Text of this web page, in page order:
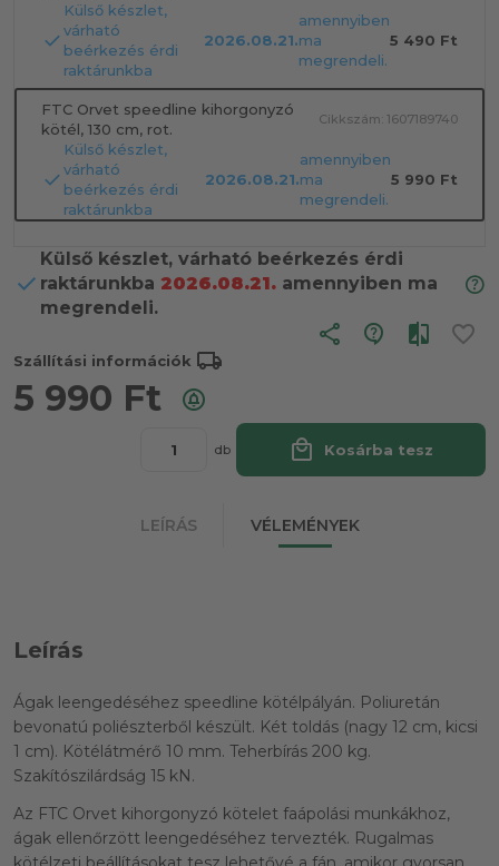
Külső készlet,
várható
beérkezés érdi
raktárunkba
2026.08.21.
amennyiben
ma
megrendeli.
5 490 Ft
FTC Orvet speedline kihorgonyzó
kötél, 130 cm, rot.
Cikkszám: 1607189740
Külső készlet,
várható
beérkezés érdi
raktárunkba
2026.08.21.
amennyiben
ma
megrendeli.
5 990 Ft
Külső készlet, várható beérkezés érdi
raktárunkba 2026.08.21. amennyiben ma
megrendeli.
share
Szállítási információk local_shipping
5 990 Ft
db local_mall Kosárba tesz
LEÍRÁS VÉLEMÉNYEK
Leírás
Ágak leengedéséhez speedline kötélpályán. Poliuretán
bevonatú poliészterből készült. Két toldás (nagy 12 cm, kicsi
1 cm). Kötélátmérő 10 mm. Teherbírás 200 kg.
Szakítószilárdság 15 kN.
Az FTC Orvet kihorgonyzó kötelet faápolási munkákhoz,
ágak ellenőrzött leengedéséhez tervezték. Rugalmas